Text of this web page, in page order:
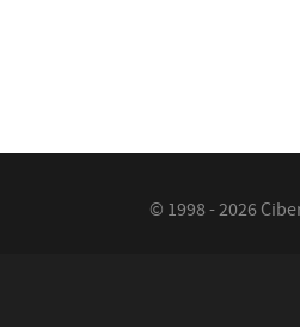
© 1998 - 2026